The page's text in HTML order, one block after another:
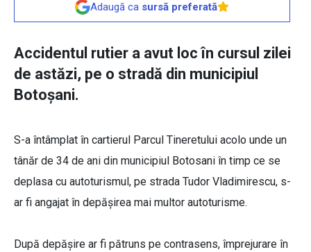
Adaugă ca sursă preferată
Accidentul rutier a avut loc în cursul zilei
de astăzi, pe o stradă din municipiul
Botoșani.
S-a întâmplat în cartierul Parcul Tineretului acolo unde un
tânăr de 34 de ani din municipiul Botosani în timp ce se
deplasa cu autoturismul, pe strada Tudor Vladimirescu, s-
ar fi angajat în depășirea mai multor autoturisme.
După depășire ar fi pătruns pe contrasens, împrejurare în